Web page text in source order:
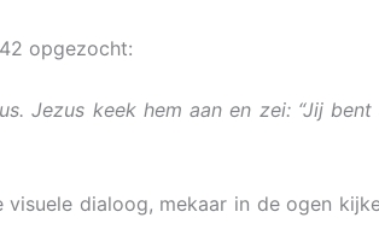
opgezocht:
Jezus keek hem aan en zei: “Jij
dialoog, mekaar in de ogen